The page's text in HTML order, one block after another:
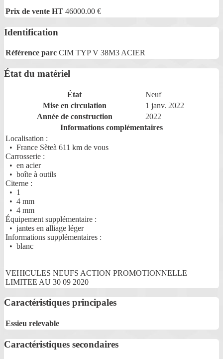
Prix de vente HT 46000.00 €
Identification
Référence parc CIM TYP V 38M3 ACIER
État du matériel
État
Neuf
Mise en circulation
1 janv. 2022
Année de construction
2022
Informations complémentaires
Localisation :
• France Sèteà 611 km de vous
Carrosserie :
• en acier
• boîte à outils
Citerne :
• 1
• 4 mm
• 4 mm
Équipement supplémentaire :
• jantes en alliage léger
Informations supplémentaires :
• blanc
VEHICULES NEUFS ACTION PROMOTIONNELLE
LIMITEE AU 30 09 2020
Caractéristiques principales
Essieu relevable
Caractéristiques secondaires